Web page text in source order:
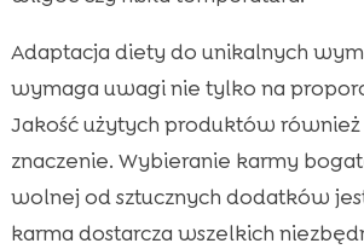
Adaptacja diety do unikalnych
wymaga uwagi nie tylko na
Jakość użytych produktów
znaczenie. Wybieranie karmy
wolnej od sztucznych dodatków
karma dostarcza wszelkich